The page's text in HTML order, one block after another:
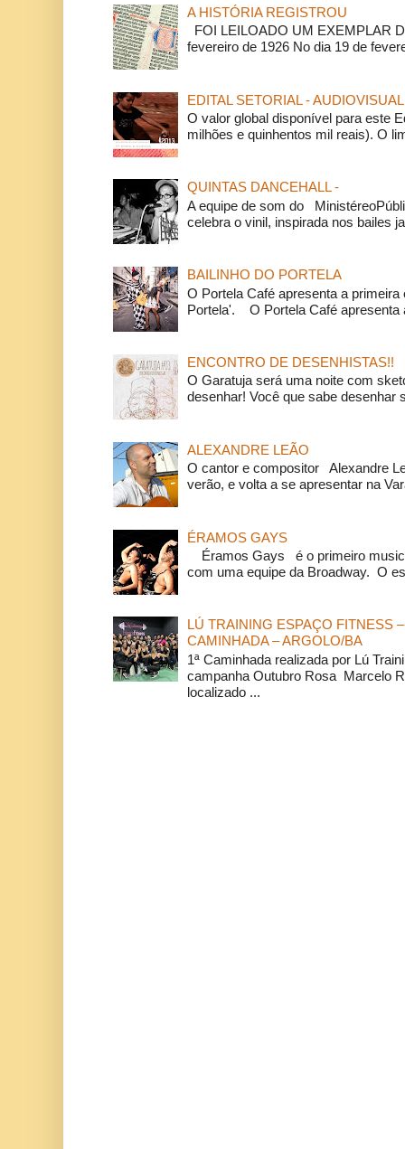
A HISTÓRIA REGISTROU
FOI LEILOADO UM EXEMPLAR
fevereiro de 1926 No dia 19 de
EDITAL SETORIAL - AUDIOVISUAL
O valor global disponível para este
milhões e quinhentos mil reais). O
QUINTAS DANCEHALL -
A equipe de som do
celebra o vinil, inspirada nos bailes
BAILINHO DO PORTELA
O Portela Café apresenta a
Portela'. O Portela Café apresenta
ENCONTRO DE DESENHISTAS!!
O Garatuja será uma noite com
desenhar! Você que sabe desenhar
ALEXANDRE LEÃO
O cantor e compositor Alexandre
verão, e volta a se apresentar na
ÉRAMOS GAYS
Éramos Gays é o primeiro
com uma equipe da Broadway. O
LÚ TRAINING ESPAÇO FITNESS
CAMINHADA – ARGOLO/BA
1ª Caminhada realizada por Lú
campanha Outubro Rosa Marcelo
localizado ...